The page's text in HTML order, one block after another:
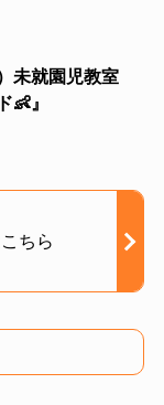
未就園児教室
👶』
ちら